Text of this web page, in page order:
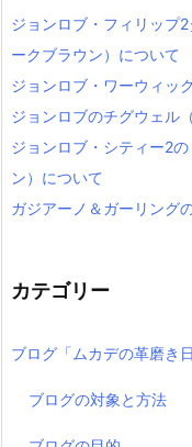
ジョンロブ・フィリップ
ークブラウン）について
ジョンロブ・ワーウィッ
ジョンロブのチグウェル
ジョンロブ・シティー2
ン）について
ガジアーノ＆ガーリング
カテゴリー
ブログ「ムカデの革磨き
ブログの対象と方法